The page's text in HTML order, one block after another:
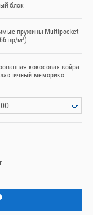
блок
пружины Multipocket
пр/м²)
кокосовая койра
меморикс